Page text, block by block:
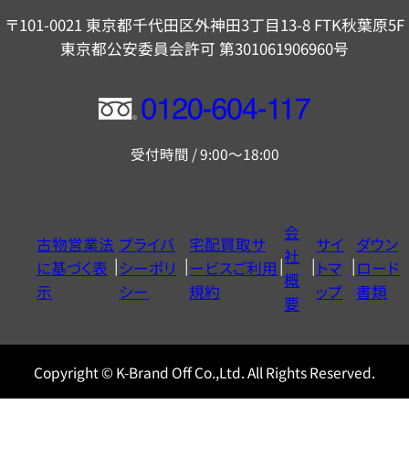
〒101-0021 東京都千代田区外神田3丁目13-8 FTK秋葉原5F
東京都公安委員会許可 第301061906960号
フ
ー
ヤ
ル
0120604117
受付時間 / 9:00～18:00
古物営業法
に基づく表
示
プライバ
シーポリ
シー
宅配買取サ
ービスご利用
規約
会
社
概
要
サイ
トマ
ップ
ダウン
ロード
書類
Copyright © K-Brand Off Co.,Ltd. All Rights Reserved.